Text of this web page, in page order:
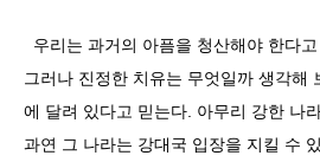
우리는 과거의 아픔을 청산해야 한다
그러나 진정한 치유는 무엇일까 생각해
에 달려 있다고 믿는다. 아무리 강한 나
과연 그 나라는 강대국 입장을 지킬 수